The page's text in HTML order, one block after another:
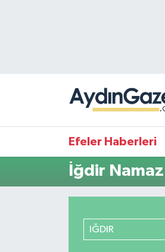
Efeler Haberleri
İğdir
IĞDIR
Süper Lig Puan Durumu ve
Tüm Manşetler
Son Dakika Haberleri
Haber Arşivi